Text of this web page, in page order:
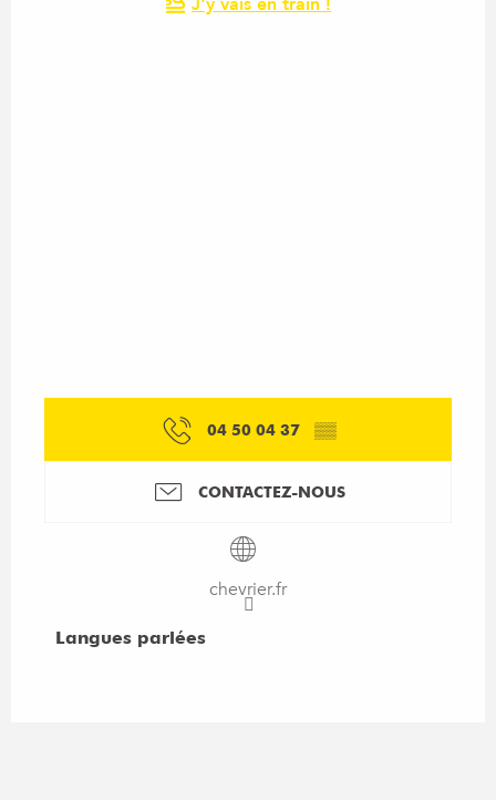
04 50 04 37 ▒▒
CONTACTEZ-NOUS
chevrier.fr
Langues parlées
Langues parlées